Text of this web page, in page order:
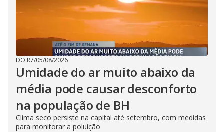
DO R7/05/08/2026
Umidade do ar muito abaixo da
média pode causar desconforto
na população de BH
Clima seco persiste na capital até setembro, com medidas
para monitorar a poluição